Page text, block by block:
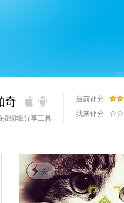
奇
编辑分享工具
当前评分
我来评分